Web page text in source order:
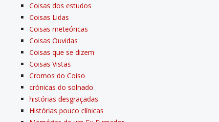
Coisas dos estudos
Coisas Lidas
Coisas meteóricas
Coisas Ouvidas
Coisas que se dizem
Coisas Vistas
Cromos do Coiso
crónicas do solnado
histórias desgraçadas
Histórias pouco clí­nicas